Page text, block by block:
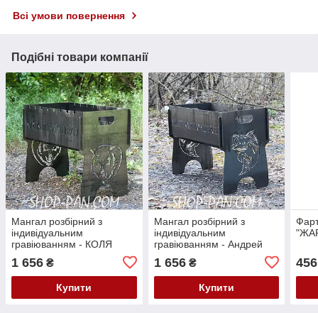
Всі умови повернення
Подібні товари компанії
Мангал розбірний з
індивідуальним
гравіюванням - КОЛЯ
ЖАРИТ ЛУЧШЕ ВСЕХ - на
подарунок
1 656 ₴
Купити
Мангал розбірний з
індивідуальним
гравіюванням - Андрей
подарунок
1 656₴
Купити
456